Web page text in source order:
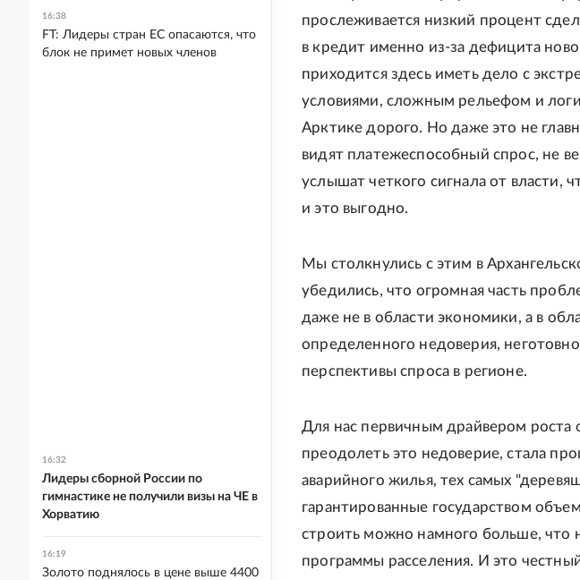
прослеживается низкий процент
в кредит именно из-за дефицита
приходится здесь иметь дело с
условиями, сложным рельефом и
Арктике дорого. Но даже это не
видят платежеспособный спрос, не
услышат четкого сигнала от власти,
и это выгодно.
Мы столкнулись с этим в
убедились, что огромная часть
даже не в области экономики, а в
определенного недоверия,
перспективы спроса в регионе.
Для нас первичным драйвером роста
преодолеть это недоверие, стала
аварийного жилья, тех самых
гарантированные государством
строить можно намного больше, что
программы расселения. И это
16:38
FT: Лидеры стран ЕС опасаются, что
блок не примет новых членов
16:32
Лидеры сборной России по
гимнастике не получили визы на ЧЕ в
Хорватию
16:19
Золото поднялось в цене выше 4400